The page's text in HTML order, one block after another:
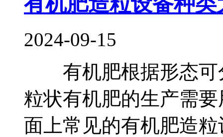
2024-09-15
有机肥根据形态可
粒状有机肥的生产需
面上常见的有机肥造